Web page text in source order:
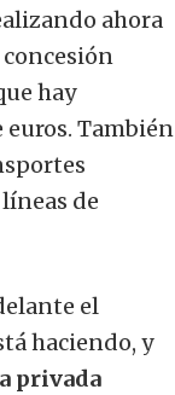
ahora
hay
euros. También
de
el
haciendo, y
privada